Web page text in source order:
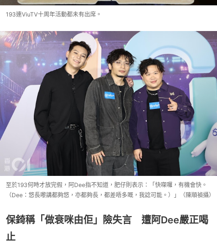
193連ViuTV十周年活動都未有出席。
至於193何時才放完假，阿Dee指不知道，肥仔則表示：「快㗎囉，有機會快。
（Dee：悠長嚟講都夠悠，亦都夠長，都差唔多嘅，我諗可能。）」（陳順禎攝）
保錡稱「做衰咪由佢」險失言 遭阿Dee嚴正喝
止